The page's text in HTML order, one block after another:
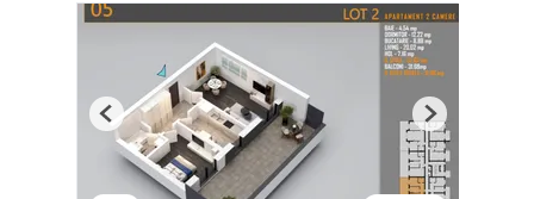
Previous Next